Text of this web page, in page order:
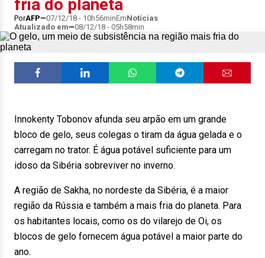
fria do planeta
PorAFP 07/12/18 - 10h56minEmNotícias
Atualizado em
08/12/18 - 05h58min
Innokenty Tobonov afunda seu arpão em um grande
bloco de gelo, seus colegas o tiram da água gelada e o
carregam no trator. É água potável suficiente para um
idoso da Sibéria sobreviver no inverno.
A região de Sakha, no nordeste da Sibéria, é a maior
região da Rússia e também a mais fria do planeta. Para
os habitantes locais, como os do vilarejo de Oi, os
blocos de gelo fornecem água potável a maior parte do
ano.